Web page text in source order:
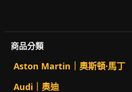
商品分類
Aston Martin｜奧斯頓·馬丁
Audi｜奧迪